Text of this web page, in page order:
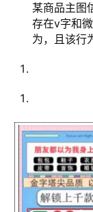
某商品主图
存在v字和
为，且该行